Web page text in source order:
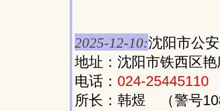
2025-12-10:沈阳市公
地址：沈阳市铁西区
电话： 024-25445110
所长：韩煜 （警号